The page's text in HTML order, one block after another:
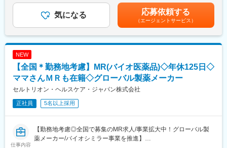
東和薬品の新規事業。
ヘルスケアに関連するあらゆる製品・サービスの提供を目指し
て、企画立案を進めています。健康の維持・増進、未病のケア・
予防に必要な製品やサービスを通じて健康寿命の延伸に貢献しま
▽数字で見る東和薬品
https://www.towayakuhin.co.jp/recruit/about/number.php
▽職種相関図
https://www.towayakuhin.co.jp/recruit/work/chart.php
変更の範囲：会社の定める業務
関する省エネ対悪の立案・計画・実行
ーカーから同じ有効成分でつくられるお薬です。効き目、品質、
安全性が新薬と同等でありながら低価格で提供できます。今、日
本の医療費は急速に増え続けていて、医療費の増大を抑えること
ます。皆さんの未来を守るためにも、とても重要な役割を担って
■当社について：
▽ジェネリック医薬品事業
金はあくまでも目安の金額であり、選考を通じて上下する可能性
があります。月給(月額)は固定手当を含めた表記です。
気になる 応募依頼する
（エージェントサービス）
NEW
【全国＊勤務地考慮】MR(バイオ医薬品)◇年休125日◇
ママさんＭＲも在籍◇グローバル製薬メーカー
セルトリオン・ヘルスケア・ジャパン株式会社
正社員 5名以上採用
仕事内容
【勤務地考慮◎全国で募集のMR求人/事業拡大中！グローバル製
薬メーカー/バイオシミラー事業を推進】